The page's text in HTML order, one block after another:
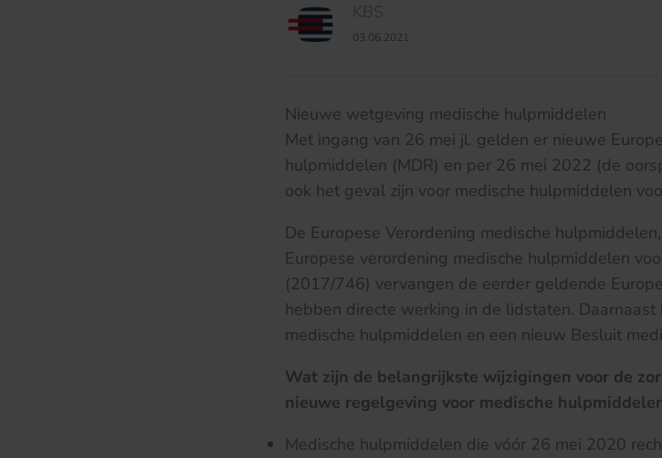
KBS
03.06.2021
Nieuwe wetgeving medische hulpmiddelen
Met ingang van 26 mei jl. gelden er nieuwe
hulpmiddelen (MDR) en per 26 mei 2022 (de
ook het geval zijn voor medische hulpmiddelen
De Europese Verordening medische
Europese verordening medische hulpmiddelen
(2017/746) vervangen de eerder geldende
hebben directe werking in de lidstaten.
medische hulpmiddelen en een nieuw Besluit
Wat zijn de belangrijkste wijzigingen voor de
nieuwe regelgeving voor medische
Medische hulpmiddelen die vóór 26 mei 2020